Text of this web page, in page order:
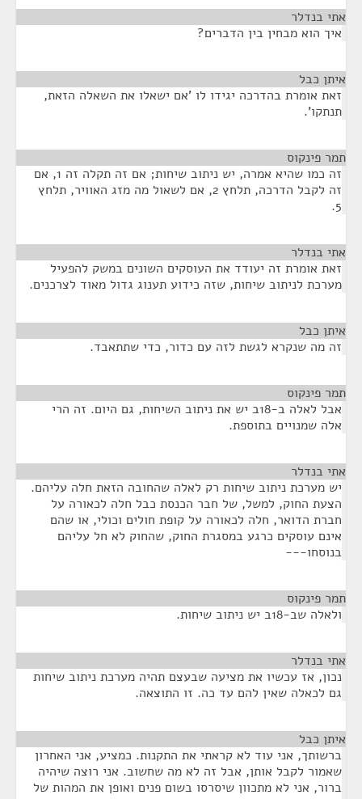
אתי בנדלר
איך הוא מבחין בין הדברים?
איתן כבל
זאת אומרת בהדרכה יגידו לו 'אם ישאלו את השאלה הזאת,
תנתקו'.
תמר פינקוס
זה כמו שהיא אמרה, יש ניתוב שיחות; אם זה תקלה זה 1, אם
זה לקבל הדרכה, תלחץ 2, אם לשאול מה מזג האוויר, תלחץ
5.
אתי בנדלר
זאת אומרת זה יעודד את העוסקים השונים במשק להפעיל
מערכת לניתוב שיחות, שזה כידוע תענוג גדול מאוד לצרכנים.
איתן כבל
זה מה שנקרא לגשת לזה עם כדור, כדי שתתאבד.
תמר פינקוס
אבל לאלה ב-18ב יש את ניתוב השיחות, גם היום. זה הרי
אלה שמנויים בתוספת.
אתי בנדלר
יש מערכת ניתוב שיחות רק לאלה שהחובה הזאת חלה עליהם.
הצעת החוק, למשל, של חבר הכנסת כבל חלה לכאורה על
חברת הדואר, חלה לכאורה על קופת חולים וכולי, או שהם
אינם עוסקים כרגע במסגרת החוק, שהחוק לא חל עליהם
בנוסחו---
תמר פינקוס
ולאלה שב-18ב יש ניתוב שיחות.
אתי בנדלר
נכון, אז עכשיו את מציעה שבעצם תהיה מערכת ניתוב שיחות
גם לכאלה שאין להם עד כה. זו התוצאה.
איתן כבל
ברשותך, אני עוד לא קראתי את התקנות. כמציע, אני האחרון
שאמור לקבל אותן, אבל זה לא מה שחשוב. אני רוצה שיהיה
ברור, אני לא מתכוון שיסרסו בשום פנים ואופן את המהות של